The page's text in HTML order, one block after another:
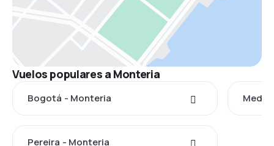
Vuelos populares a Monteria
Bogotá - Monteria
Pereira - Monteria